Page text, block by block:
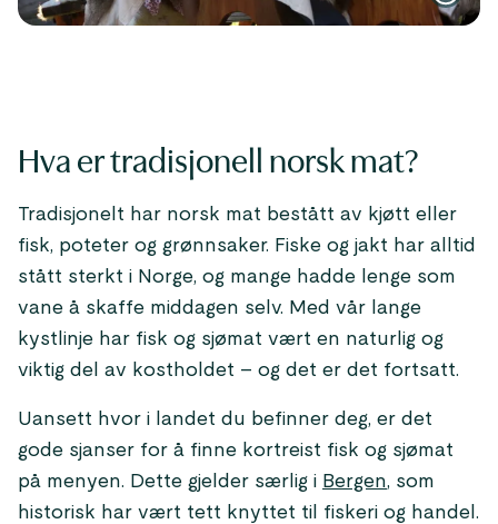
Hva er tradisjonell norsk mat?
Tradisjonelt har norsk mat bestått av kjøtt eller
fisk, poteter og grønnsaker. Fiske og jakt har alltid
stått sterkt i Norge, og mange hadde lenge som
vane å skaffe middagen selv. Med vår lange
kystlinje har fisk og sjømat vært en naturlig og
viktig del av kostholdet – og det er det fortsatt.
Uansett hvor i landet du befinner deg, er det
gode sjanser for å finne kortreist fisk og sjømat
på menyen. Dette gjelder særlig i Bergen, som
historisk har vært tett knyttet til fiskeri og handel.